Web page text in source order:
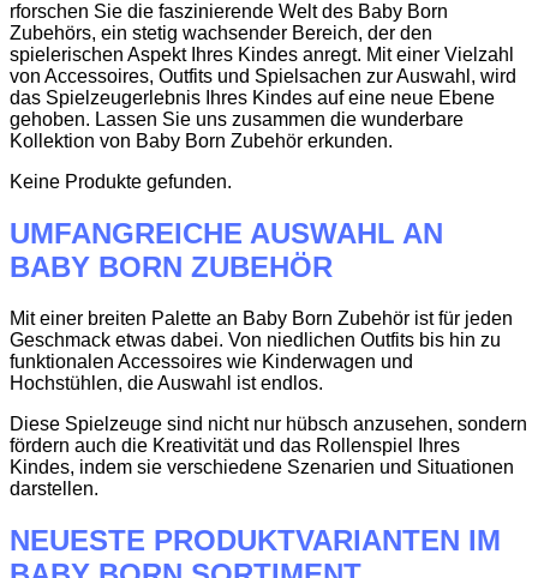
rforschen Sie die faszinierende Welt des Baby Born
Zubehörs, ein stetig wachsender Bereich, der den
spielerischen Aspekt Ihres Kindes anregt. Mit einer Vielzahl
von Accessoires, Outfits und Spielsachen zur Auswahl, wird
das Spielzeugerlebnis Ihres Kindes auf eine neue Ebene
gehoben. Lassen Sie uns zusammen die wunderbare
Kollektion von Baby Born Zubehör erkunden.
Keine Produkte gefunden.
UMFANGREICHE AUSWAHL AN
BABY BORN ZUBEHÖR
Mit einer breiten Palette an Baby Born Zubehör ist für jeden
Geschmack etwas dabei. Von niedlichen Outfits bis hin zu
funktionalen Accessoires wie Kinderwagen und
Hochstühlen, die Auswahl ist endlos.
Diese Spielzeuge sind nicht nur hübsch anzusehen, sondern
fördern auch die Kreativität und das Rollenspiel Ihres
Kindes, indem sie verschiedene Szenarien und Situationen
darstellen.
NEUESTE PRODUKTVARIANTEN IM